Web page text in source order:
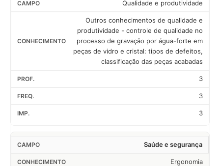
Qualidade e produtividade
Outros conhecimentos de qualidade e
produtividade - controle de qualidade no
processo de gravação por água-forte em
peças de vidro e cristal: tipos de defeitos,
classificação das peças acabadas
3
3
3
Saúde e segurança
Ergonomia